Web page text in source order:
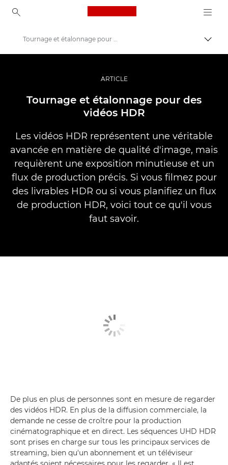
Canon Logo, back to
Vidéo et photographie professionnelles
Histoires
Tournage et étalonnage pour des vidéos HDR
ARTICLE
Tournage et étalonnage pour des
vidéos HDR
Les vidéos HDR représentent une véritable
avancée en matière de qualité d'image, mais
requièrent une exposition minutieuse et un
flux de production précis. Si vous filmez pour
des livrables HDR ou si vous planifiez un flux
de production HDR, voici tout ce qu'il vous
faut savoir.
De plus en plus de personnes sont en mesure de regarder
des vidéos HDR. En plus de la diffusion commerciale, la
demande ne cesse de croître pour la production
cinématographique et en direct. Les séquences UHD HDR
sont prises en charge sur tous les principaux services de
streaming, bien qu'un abonnement et un téléviseur